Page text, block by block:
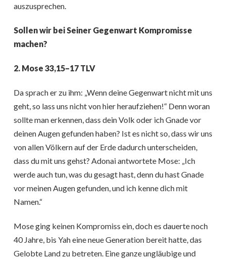
auszusprechen.
Sollen wir bei Seiner Gegenwart Kompromisse
machen?
2. Mose 33,15–17 TLV
Da sprach er zu ihm: „Wenn deine Gegenwart nicht mit uns
geht, so lass uns nicht von hier heraufziehen!“ Denn woran
sollte man erkennen, dass dein Volk oder ich Gnade vor
deinen Augen gefunden haben? Ist es nicht so, dass wir uns
von allen Völkern auf der Erde dadurch unterscheiden,
dass du mit uns gehst? Adonai antwortete Mose: „Ich
werde auch tun, was du gesagt hast, denn du hast Gnade
vor meinen Augen gefunden, und ich kenne dich mit
Namen.“
Mose ging keinen Kompromiss ein, doch es dauerte noch
40 Jahre, bis Yah eine neue Generation bereit hatte, das
Gelobte Land zu betreten. Eine ganze ungläubige und